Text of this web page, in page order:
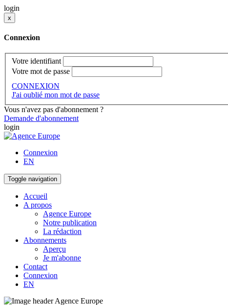
login
x
Connexion
Votre identifiant
Votre mot de passe
CONNEXION
J'ai oublié mon mot de passe
Vous n'avez pas d'abonnement ?
Demande d'abonnement
login
Connexion
EN
Toggle navigation
Accueil
A propos
Agence Europe
Notre publication
La rédaction
Abonnements
Aperçu
Je m'abonne
Contact
Connexion
EN